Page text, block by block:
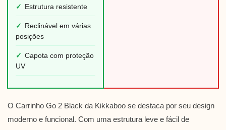
✓ Estrutura resistente
✓
Reclinável em várias
posições
✓ Capota com proteção
UV
O Carrinho Go 2 Black da Kikkaboo se destaca por seu design
moderno e funcional. Com uma estrutura leve e fácil de